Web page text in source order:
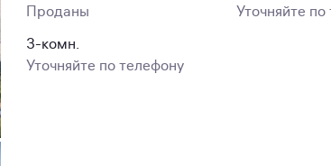
Проданы
Уточняйте
3-комн.
Уточняйте по телефону